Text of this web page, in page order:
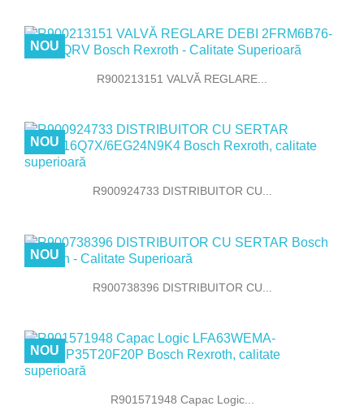
R900213151 VALVĂ REGLARE...
NOU
R900924733 DISTRIBUITOR CU...
NOU
R900738396 DISTRIBUITOR CU...
NOU
R901571948 Capac Logic...
NOU